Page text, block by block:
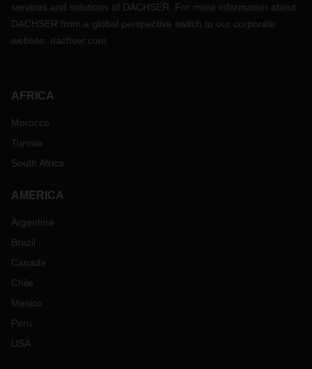
services and solutions of DACHSER. For more information about
DACHSER from a global perspective switch to our corporate
website: dachser.com
AFRICA
Morocco
Tunisia
South Africa
AMERICA
Argentina
Brazil
Canada
Chile
Mexico
Peru
USA